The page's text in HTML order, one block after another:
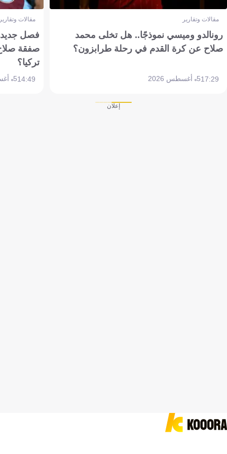
مقالات وتقارير
رونالدو وميسي نموذجًا.. هل تخلى محمد
صلاح عن كرة القدم في رحلة طرابزون؟
17:295 أغسطس 2026
مقالات
فصل جديد
صفقة
تركيا؟
14:495 أغسطس 2026
إعلان